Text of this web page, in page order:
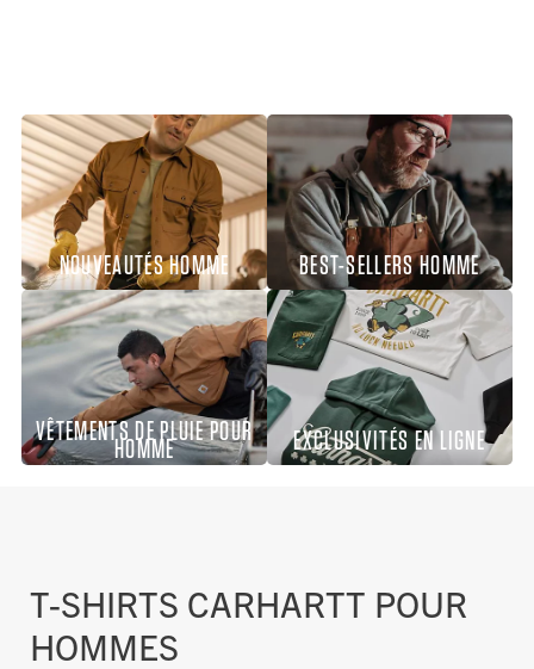
NOUVEAUTÉS HOMME BEST-SELLERS HOMME
VÊTEMENTS DE PLUIE POUR
HOMME EXCLUSIVITÉS EN LIGNE
T-SHIRTS CARHARTT POUR
HOMMES